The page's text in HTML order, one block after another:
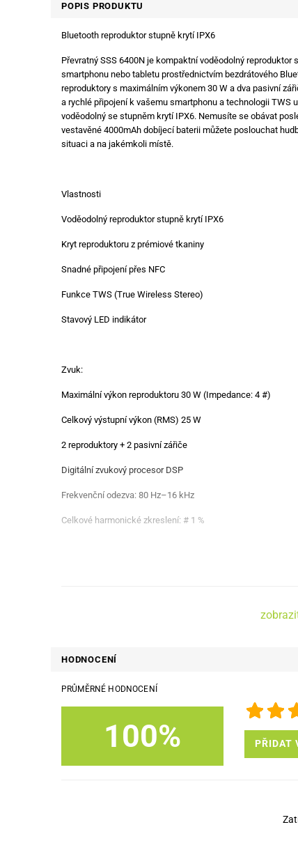
POPIS PRODUKTU
Bluetooth reproduktor stupně krytí IPX6
Převratný SSS 6400N je kompaktní voděodolný
smartphonu nebo tabletu prostřednictvím bezdrátového
reproduktory s maximálním výkonem 30 W a dva pasivní
a rychlé připojení k vašemu smartphonu a technologii TWS
voděodolný se stupněm krytí IPX6. Nemusíte se obávat
vestavěné 4000mAh dobíjecí baterii můžete poslouchat
situaci a na jakémkoli místě.
Vlastnosti
Voděodolný reproduktor stupně krytí IPX6
Kryt reproduktoru z prémiové tkaniny
Snadné připojení přes NFC
Funkce TWS (True Wireless Stereo)
Stavový LED indikátor
Zvuk:
Maximální výkon reproduktoru 30 W (Impedance: 4 #)
Celkový výstupní výkon (RMS) 25 W
2 reproduktory + 2 pasivní zářiče
Digitální zvukový procesor DSP
Frekvenční odezva: 80 Hz–16 kHz
Celkové harmonické zkreslení: # 1 %
Funkce handsfree
HODNOCENÍ
PRŮMĚRNÉ HODNOCENÍ
100% PŘIDAT